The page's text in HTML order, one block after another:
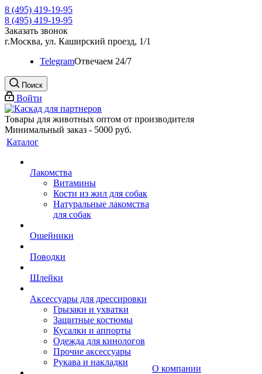
8 (495) 419-19-95
8 (495) 419-19-95
Заказать звонок
г.Москва, ул. Каширский проезд, 1/1
TelegramOтвечаем 24/7
Поиск
Войти
Товары для животных оптом от производителя
Минимальный заказ - 5000 руб.
Каталог
Лакомства
Витамины
Кости из жил для собак
Натуральные лакомства
для собак
Ошейники
Поводки
Шлейки
Аксессуары для дрессировки
Грызаки и ухватки
Защитные костюмы
Кусалки и аппорты
Одежда для кинологов
Прочие аксессуары
Рукава и накладки
О компании